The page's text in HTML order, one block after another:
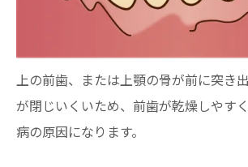
上の前歯、または上顎の骨が前に突き
が閉じいくいため、前歯が乾燥しやす
病の原因になります。